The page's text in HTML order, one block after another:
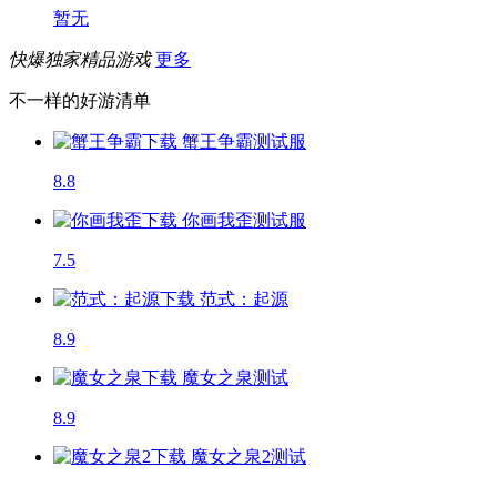
暂无
快爆独家精品游戏 更多
不一样的好游清单
蟹王争霸测试服
8.8
你画我歪测试服
7.5
范式：起源
8.9
魔女之泉测试
8.9
魔女之泉2测试